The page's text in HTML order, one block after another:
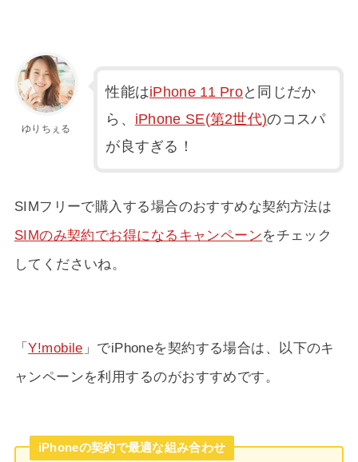
ゆりちぇる
性能はiPhone 11 Proと同じだか
ら、 iPhone SE(第2世代)のコスパ
が良すぎる！
SIMフリーで購入する場合のおすすめな契約方法は
SIMのみ契約でお得になるキャンペーンをチェック
してくださいね。
「Y!mobile 」でiPhoneを契約する場合は、以下のキ
ャンペーンを利用するのがおすすめです。
iPhoneの契約で最適な組み合わせ